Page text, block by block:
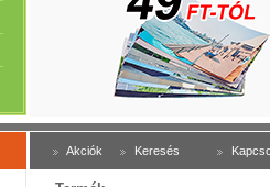
Akciók Keresés